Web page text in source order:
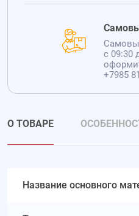
с 09:30
+7985
О ТОВАРЕ
Название основного